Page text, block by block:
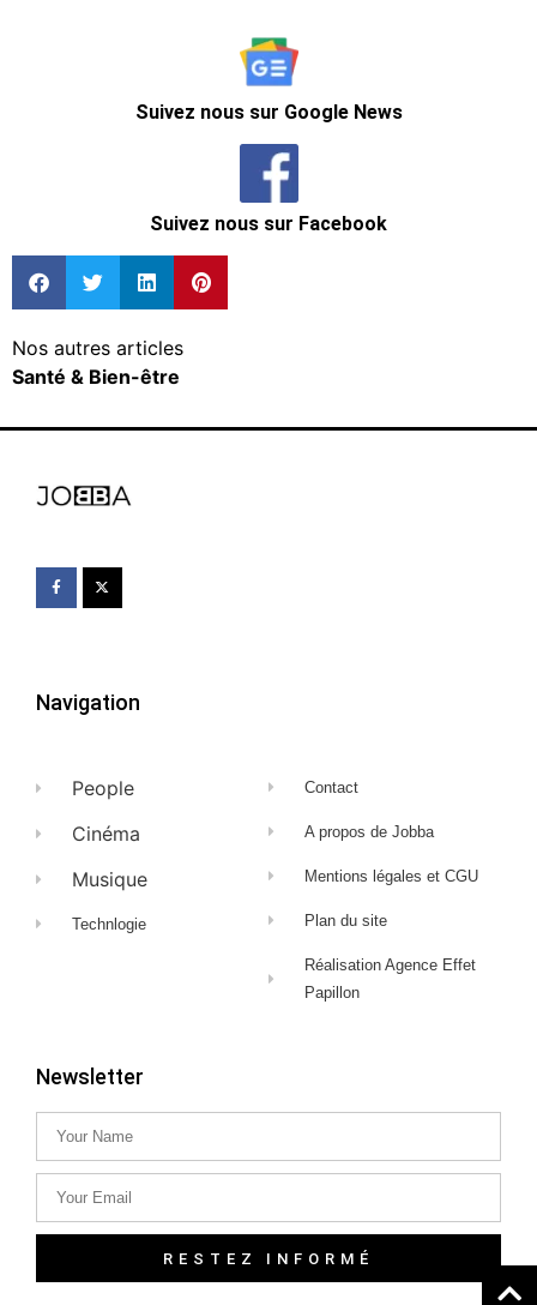
Suivez nous sur Google News
Suivez nous sur Facebook
Nos autres articles
Santé & Bien-être
Navigation
People
Cinéma
Musique
Technlogie
Contact
A propos de Jobba
Mentions légales et CGU
Plan du site
Réalisation Agence Effet
Papillon
Newsletter
RESTEZ INFORMÉ